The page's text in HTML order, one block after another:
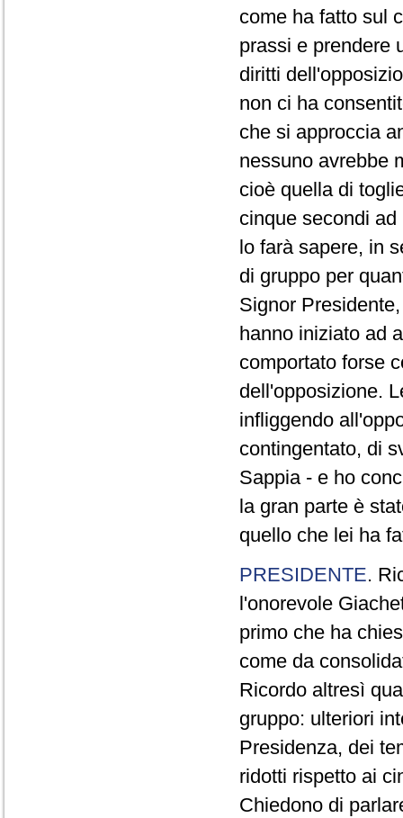
come ha fatto sul
prassi e prendere
diritti
non ci ha
che si approccia
nessuno avrebbe
cioè quella di
cinque secondi
lo farà sapere, in
di gruppo per
Signor
hanno iniziato ad
comportato forse
dell'opposizione.
infliggendo
contingentato, di
Sappia - e ho
la gran parte è
quello che lei ha
PRESIDENTE.
l'onorevole
primo che ha
come da
Ricordo altresì
gruppo: ulteriori
Presidenza, dei
ridotti rispetto ai
Chiedono di